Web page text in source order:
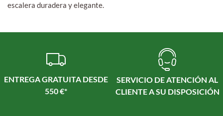
escalera duradera y elegante.
ENTREGA GRATUITA DESDE
550 €*
SERVICIO DE ATENCIÓN AL
CLIENTE A SU DISPOSICIÓN